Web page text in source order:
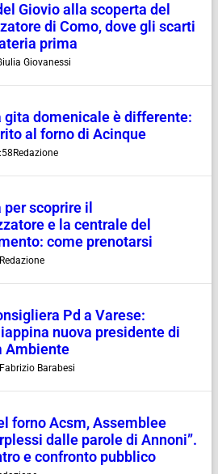
Giovio alla scoperta del
di Como, dove gli scarti
prima
Giovanessi
gita domenicale è differente:
al forno di Acinque
Redazione
scoprire il
e la centrale del
come prenotarsi
Redazione
Pd a Varese:
nuova presidente di
Ambiente
Fabrizio Barabesi
forno Acsm, Assemblee
dalle parole di Annoni”.
e confronto pubblico